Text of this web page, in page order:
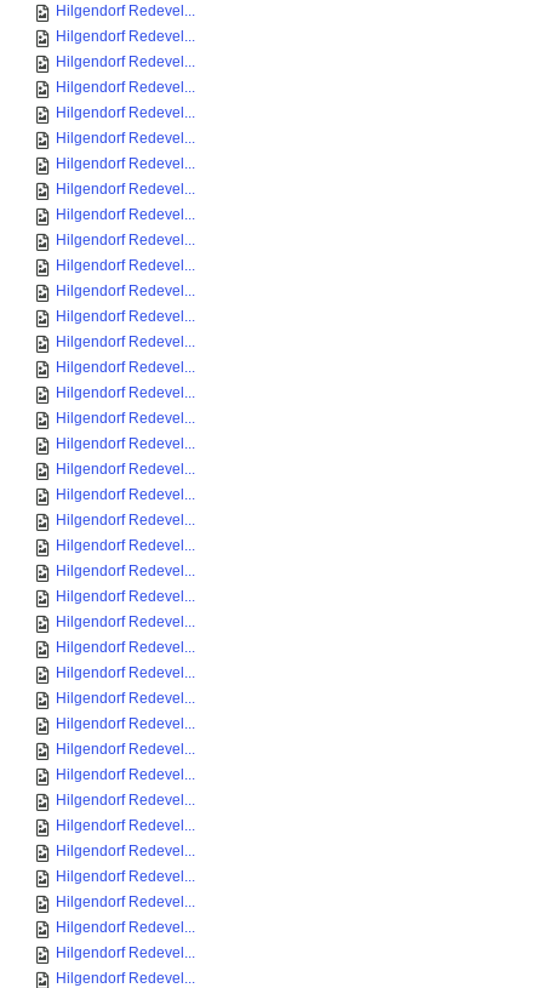
Hilgendorf Redevel...
Hilgendorf Redevel...
Hilgendorf Redevel...
Hilgendorf Redevel...
Hilgendorf Redevel...
Hilgendorf Redevel...
Hilgendorf Redevel...
Hilgendorf Redevel...
Hilgendorf Redevel...
Hilgendorf Redevel...
Hilgendorf Redevel...
Hilgendorf Redevel...
Hilgendorf Redevel...
Hilgendorf Redevel...
Hilgendorf Redevel...
Hilgendorf Redevel...
Hilgendorf Redevel...
Hilgendorf Redevel...
Hilgendorf Redevel...
Hilgendorf Redevel...
Hilgendorf Redevel...
Hilgendorf Redevel...
Hilgendorf Redevel...
Hilgendorf Redevel...
Hilgendorf Redevel...
Hilgendorf Redevel...
Hilgendorf Redevel...
Hilgendorf Redevel...
Hilgendorf Redevel...
Hilgendorf Redevel...
Hilgendorf Redevel...
Hilgendorf Redevel...
Hilgendorf Redevel...
Hilgendorf Redevel...
Hilgendorf Redevel...
Hilgendorf Redevel...
Hilgendorf Redevel...
Hilgendorf Redevel...
Hilgendorf Redevel...